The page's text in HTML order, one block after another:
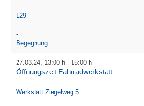
L29
-
-
Begegnung
27.03.24, 13:00 h - 15:00 h
Öffnungszeit Fahrradwerkstatt
Werkstatt Ziegelweg 5
-